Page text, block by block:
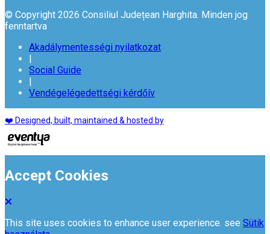
© Copyright 2026 Consiliul Județean Harghita. Minden jog
fenntartva
Akadálymentességi nyilatkozat
|
Social Guide
|
Vendégelégedettségi kérdőív
❤️ Designed, built, maintained & hosted by
Accept Cookies
This site uses cookies to enhance user experience. see Sütik